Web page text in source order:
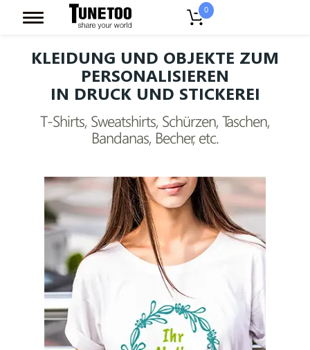
0
KLEIDUNG UND OBJEKTE ZUM
PERSONALISIEREN
IN DRUCK UND STICKEREI
T-Shirts, Sweatshirts, Schürzen, Taschen,
Bandanas, Becher, etc.